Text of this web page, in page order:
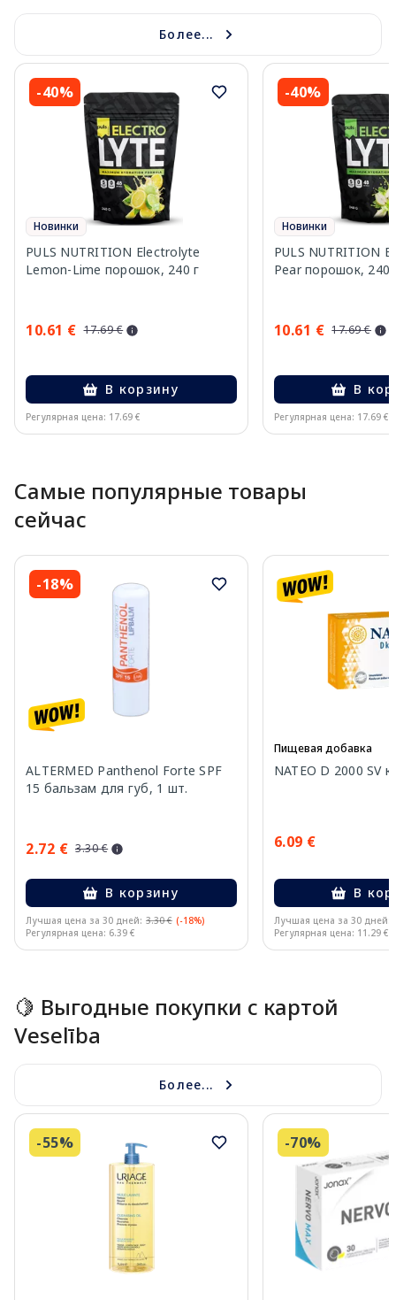
Более...
-40%
Новинки
PULS NUTRITION Electrolyte
Lemon-Lime порошок, 240 г
10.61 € 17.69 €
В корзину
Регулярная цена: 17.69 €
-40%
Новинки
PULS NUTRITION
Pear порошок, 240
10.61 € 17.69 €
В
Регулярная цена: 17.69 €
Самые популярные товары
сейчас
-18%
ALTERMED Panthenol Forte SPF
15 бальзам для губ, 1 шт.
2.72 € 3.30 €
В корзину
Лучшая цена за 30 дней: 3.30 € (-18%)
Регулярная цена: 6.39 €
Пищевая добавка
NATEO D 2000 SV
6.09 €
В
Лучшая цена за 30 дней:
Регулярная цена: 11.29 €
🍋 Выгодные покупки с картой
Veselība
Более...
-55% -70%